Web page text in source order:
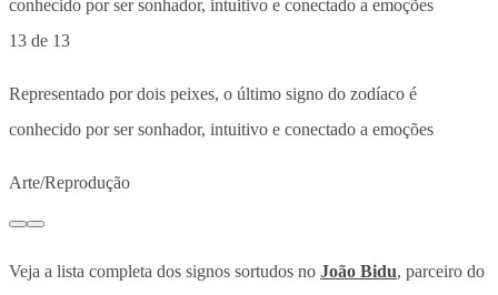
13 de 13
Representado por dois peixes, o último signo do zodíaco é
conhecido por ser sonhador, intuitivo e conectado a emoções
Arte/Reprodução
Veja a lista completa dos signos sortudos no João Bidu, parceiro do